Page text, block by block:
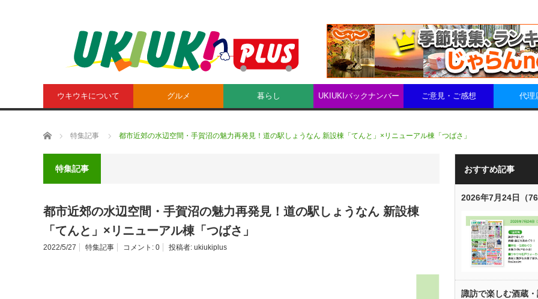
ウキウキについて グルメ 暮らし UKIUKIバックナンバー ご意見・ご感想 代理
ホーム 特集記事 都市近郊の水辺空間・手賀沼の魅力再発見！道の駅しょうなん 新設棟「てんと」×リニューアル棟「つばさ」
特集記事
都市近郊の水辺空間・手賀沼の魅力再発見！道の駅しょうなん 新設棟
「てんと」×リニューアル棟「つばさ」
2022/5/27 特集記事 コメント: 0 投稿者: ukiukiplus
おすすめ記事
2026年7月24日（
諏訪で楽しむ酒蔵